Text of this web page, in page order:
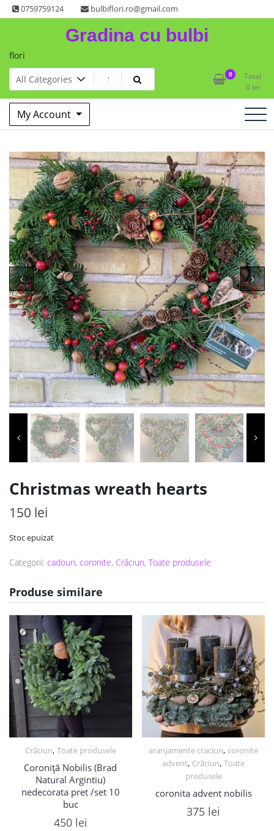
Skip
to
0759759124 bulbiflori.ro@gmail.com
Gradina cu bulbi
flori
0
Total
0 lei
My Account
Christmas wreath hearts
150 lei
Stoc epuizat
Categorii: cadouri, coronite, Crăciun, Toate produsele
Produse similare
Crăciun, Toate produsele
Coroniță Nobilis (Brad
Natural Argintiu)
nedecorata pret /set 10
buc
450 lei
aranjamente craciun, coronite
advent, Crăciun,Toate
produsele
coronita advent nobilis
375 lei